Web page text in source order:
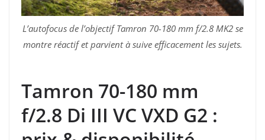
L’autofocus de l’objectif Tamron 70-180 mm f/2.8 MK2 se
montre réactif et parvient à suive efficacement les sujets.
Tamron 70-180 mm
f/2.8 Di III VC VXD G2 :